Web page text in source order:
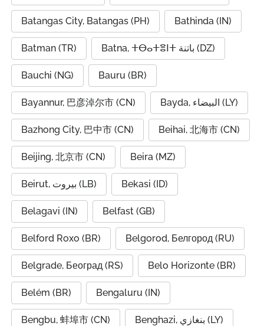
Batangas City, Batangas (PH) Bathinda (IN)
Batman (TR) Batna, ⵜⴱⴰⵜⴻⵏⵜ باتنة (DZ)
Bauchi (NG) Bauru (BR)
Bayannur, 巴彦淖尔市 (CN) Bayda, البيضاء (LY)
Bazhong City, 巴中市 (CN) Beihai, 北海市 (CN)
Beijing, 北京市 (CN) Beira (MZ)
Beirut, بيروت (LB) Bekasi (ID)
Belagavi (IN) Belfast (GB)
Belford Roxo (BR) Belgorod, Белгород (RU)
Belgrade, Београд (RS) Belo Horizonte (BR)
Belém (BR) Bengaluru (IN)
Bengbu, 蚌埠市 (CN) Benghazi, بنغازي (LY)